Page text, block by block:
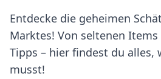
Entdecke die geheimen
Marktes! Von seltenen
Tipps – hier findest du alles,
musst!